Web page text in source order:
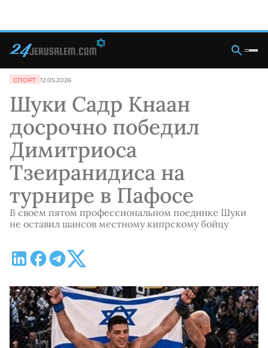
СПОРТ 12.05.2026
Шуки Садр Кнаан
досрочно победил
Димитриоса
Тзеиранидиса на
турнире в Пафосе
В своем пятом профессиональном поединке Шуки
не оставил шансов местному кипрскому бойцу